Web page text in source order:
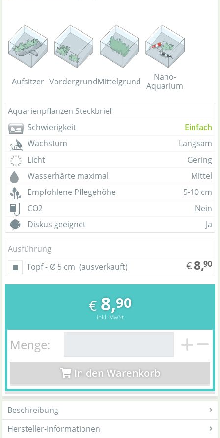
Aufsitzer VordergrundMittelgrund
Nano-
Aquarium
Aquarienpflanzen Steckbrief
Schwierigkeit
Einfach
Wachstum
Langsam
Licht
Gering
Wasserhärte maximal
Mittel
Empfohlene Pflegehöhe
5-10 cm
CO2
Nein
Diskus geeignet
Ja
Ausführung
Topf - Ø 5 cm (ausverkauft) € 8,90
€ 8,90
inkl. MwSt
Menge:
In den Warenkorb
Beschreibung
Hersteller-Informationen